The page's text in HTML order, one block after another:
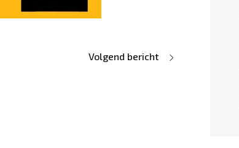
Volgend bericht